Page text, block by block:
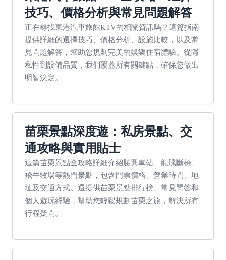
技巧、價格分析與常見問題解答
正在尋找東港汽車旅館KTV的相關資訊嗎？這篇指南
提供詳細的選擇技巧、價格分析、設施比較，以及常
見問題解答，幫助您規劃完美的娛樂住宿體驗。從隱
私性到設備品質，我們覆蓋所有關鍵點，確保您做出
明智決定。
苗栗景點深度遊：私房景點、交
通攻略與實用貼士
這篇苗栗景點全攻略詳細介紹勝興車站、龍騰斷橋、
飛牛牧場等熱門景點，包含門票價格、營業時間、地
址及交通方式。還提供苗栗景點排行榜、常見問答和
個人遊玩經驗，幫助您輕鬆規劃苗栗之旅，解決所有
行程疑問。